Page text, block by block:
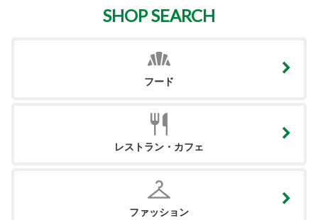
SHOP SEARCH
フード
レストラン・カフェ
ファッション